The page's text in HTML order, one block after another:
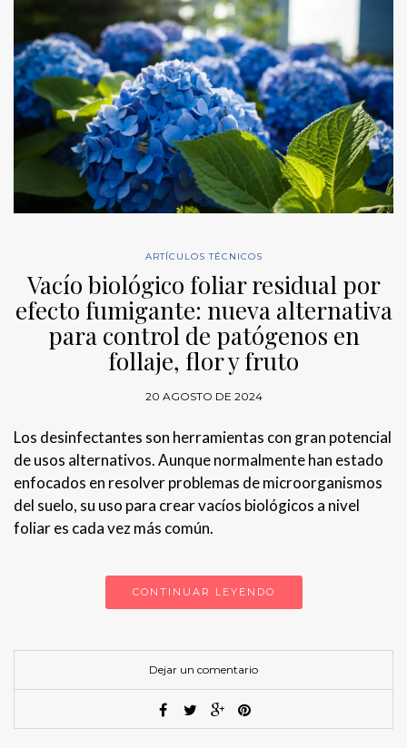
ARTÍCULOS TÉCNICOS
Vacío biológico foliar residual por
efecto fumigante: nueva alternativa
para control de patógenos en
follaje, flor y fruto
20 AGOSTO DE 2024
Los desinfectantes son herramientas con gran potencial
de usos alternativos. Aunque normalmente han estado
enfocados en resolver problemas de microorganismos
del suelo, su uso para crear vacíos biológicos a nivel
foliar es cada vez más común.
CONTINUAR LEYENDO
Dejar un comentario